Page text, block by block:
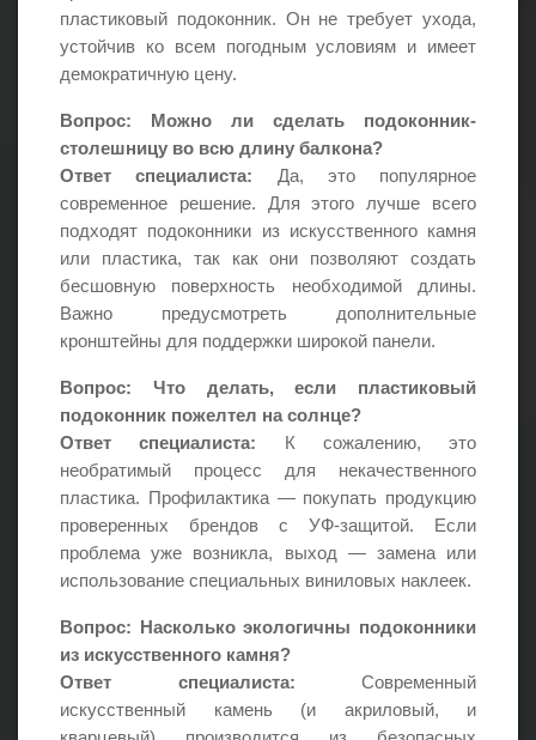
пластиковый подоконник. Он не требует ухода,
устойчив ко всем погодным условиям и имеет
демократичную цену.
Вопрос: Можно ли сделать подоконник-
столешницу во всю длину балкона?
Ответ специалиста: Да, это популярное
современное решение. Для этого лучше всего
подходят подоконники из искусственного камня
или пластика, так как они позволяют создать
бесшовную поверхность необходимой длины.
Важно предусмотреть дополнительные
кронштейны для поддержки широкой панели.
Вопрос: Что делать, если пластиковый
подоконник пожелтел на солнце?
Ответ специалиста: К сожалению, это
необратимый процесс для некачественного
пластика. Профилактика — покупать продукцию
проверенных брендов с УФ-защитой. Если
проблема уже возникла, выход — замена или
использование специальных виниловых наклеек.
Вопрос: Насколько экологичны подоконники
из искусственного камня?
Ответ специалиста: Современный
искусственный камень (и акриловый, и